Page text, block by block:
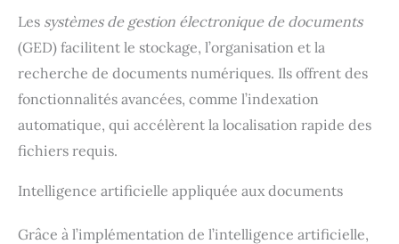
Les systèmes de gestion électronique de documents
(GED) facilitent le stockage, l’organisation et la
recherche de documents numériques. Ils offrent des
fonctionnalités avancées, comme l’indexation
automatique, qui accélèrent la localisation rapide des
fichiers requis.
Intelligence artificielle appliquée aux documents
Grâce à l’implémentation de l’intelligence artificielle,